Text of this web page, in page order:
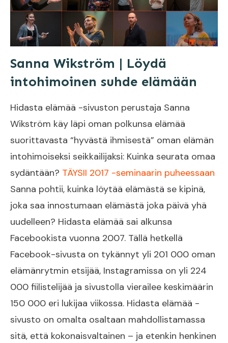
Sanna Wikström | Löydä
intohimoinen suhde elämään
Hidasta elämää -sivuston perustaja Sanna
Wikström käy läpi oman polkunsa elämää
suorittavasta “hyvästä ihmisestä” oman elämän
intohimoiseksi seikkailijaksi: Kuinka seurata omaa
sydäntään? TÄYSII 2017 -seminaarin puheessaan
Sanna pohtii, kuinka löytää elämästä se kipinä,
joka saa innostumaan elämästä joka päivä yhä
uudelleen? Hidasta elämää sai alkunsa
Facebookista vuonna 2007. Tällä hetkellä
Facebook-sivusta on tykännyt yli 201 000 oman
elämänrytmin etsijää, Instagramissa on yli 224
000 fiilistelijää ja sivustolla vierailee keskimäärin
150 000 eri lukijaa viikossa. Hidasta elämää -
sivusto on omalta osaltaan mahdollistamassa
sitä, että kokonaisvaltainen – ja etenkin henkinen